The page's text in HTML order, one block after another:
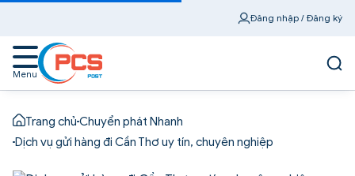
Đăng nhập / Đăng ký
Menu
Trang chủChuyển phát Nhanh
Dịch vụ gửi hàng đi Cần Thơ uy tín, chuyên nghiệp